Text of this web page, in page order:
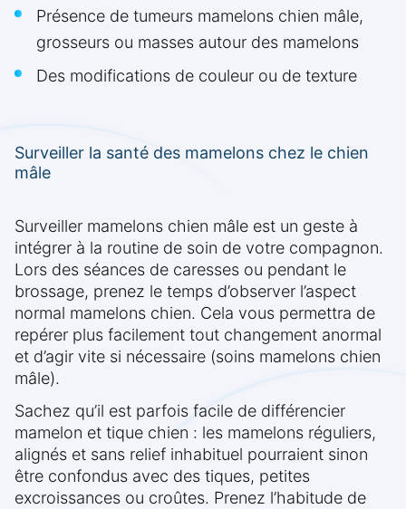
Présence de tumeurs mamelons chien mâle,
grosseurs ou masses autour des mamelons
Des modifications de couleur ou de texture
Surveiller la santé des mamelons chez le chien
mâle
Surveiller mamelons chien mâle est un geste à
intégrer à la routine de soin de votre compagnon.
Lors des séances de caresses ou pendant le
brossage, prenez le temps d’observer l’aspect
normal mamelons chien. Cela vous permettra de
repérer plus facilement tout changement anormal
et d’agir vite si nécessaire (soins mamelons chien
mâle).
Sachez qu’il est parfois facile de différencier
mamelon et tique chien : les mamelons réguliers,
alignés et sans relief inhabituel pourraient sinon
être confondus avec des tiques, petites
excroissances ou croûtes. Prenez l’habitude de